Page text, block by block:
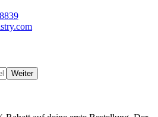
Weiter